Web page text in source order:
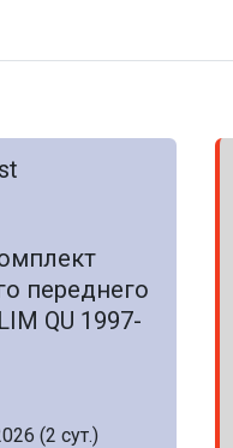
переднего
QU 1997-
(2 сут.)